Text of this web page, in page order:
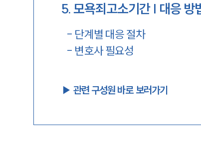
5.모욕죄고소기간 | 대응 방
- 단계별 대응 절차
- 변호사 필요성
▶︎ 관련 구성원 바로 보러가기